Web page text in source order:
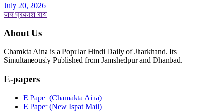
July 20, 2026
जय प्रकाश राय
About Us
Chamkta Aina is a Popular Hindi Daily of Jharkhand. Its
Simultaneously Published from Jamshedpur and Dhanbad.
E-papers
E Paper (Chamakta Aina)
E Paper (New Ispat Mail)